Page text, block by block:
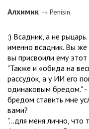
Алхимик → Penisin
:) Всадник, а не
именно всадник. Вы же
вы присвоили ему этот
"Также и «обида на
рассудок, а у ИИ его
одинаковым бредом."
бредом ставить мне
вами?
"...для меня лично, что